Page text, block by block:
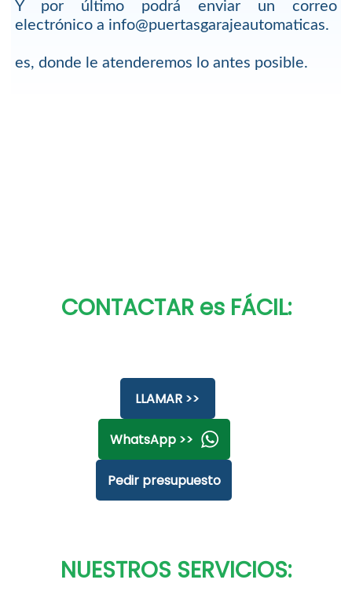
Y por último podrá enviar un correo
electrónico a info@puertasgarajeautomaticas.
es, donde le atenderemos lo antes posible.
CONTACTAR es FÁCIL:
LLAMAR >>
WhatsApp >>
Pedir presupuesto
NUESTROS SERVICIOS: